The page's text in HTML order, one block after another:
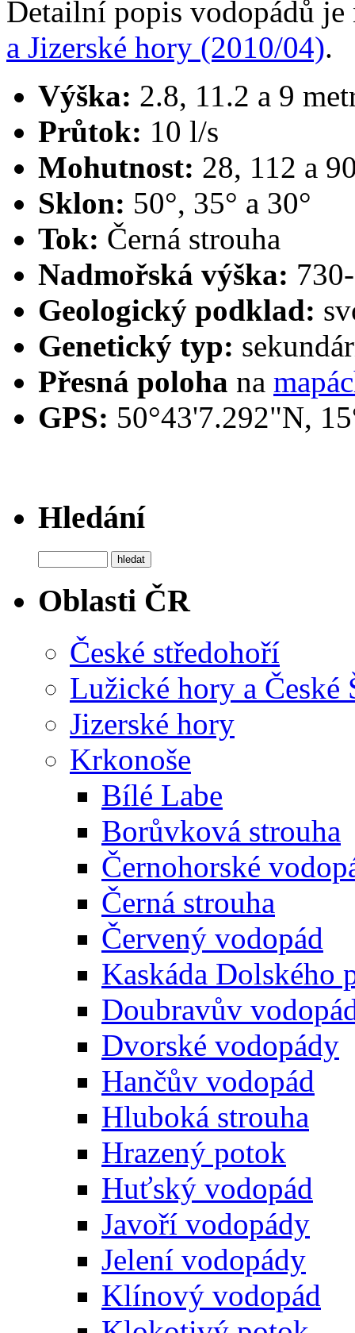
Detailní popis vodopádů je
a Jizerské hory (2010/04).
Výška: 2.8, 11.2 a 9
Průtok: 10 l/s
Mohutnost: 28, 112 a
Sklon: 50°, 35° a 30°
Tok: Černá strouha
Nadmořská výška:
Geologický podklad:
Genetický typ:
Přesná poloha na
GPS: 50°43'7.292"N,
Hledání
Oblasti ČR
České středohoří
Lužické hory a České
Jizerské hory
Krkonoše
Bílé Labe
Borůvková strouha
Černohorské
Černá strouha
Červený vodopád
Kaskáda Dolského
Doubravův
Dvorské vodopády
Hančův vodopád
Hluboká strouha
Hrazený potok
Huťský vodopád
Javoří vodopády
Jelení vodopády
Klínový vodopád